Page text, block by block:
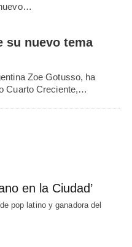
su nuevo tema
Zoe Gotusso, ha
Cuarto Creciente,…
en la Ciudad’
pop latino y ganadora del